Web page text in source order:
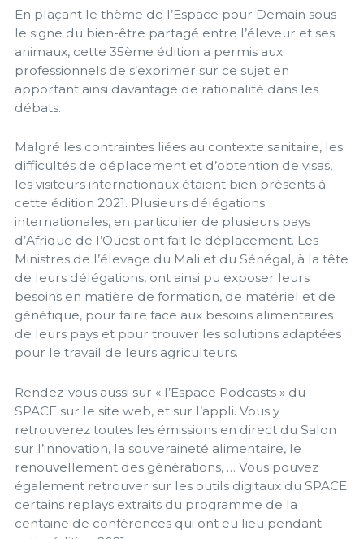
En plaçant le thème de l’Espace pour Demain sous
le signe du bien-être partagé entre l’éleveur et ses
animaux, cette 35ème édition a permis aux
professionnels de s’exprimer sur ce sujet en
apportant ainsi davantage de rationalité dans les
débats.
Malgré les contraintes liées au contexte sanitaire, les
difficultés de déplacement et d’obtention de visas,
les visiteurs internationaux étaient bien présents à
cette édition 2021. Plusieurs délégations
internationales, en particulier de plusieurs pays
d’Afrique de l’Ouest ont fait le déplacement. Les
Ministres de l’élevage du Mali et du Sénégal, à la tête
de leurs délégations, ont ainsi pu exposer leurs
besoins en matière de formation, de matériel et de
génétique, pour faire face aux besoins alimentaires
de leurs pays et pour trouver les solutions adaptées
pour le travail de leurs agriculteurs.
Rendez-vous aussi sur « l’Espace Podcasts » du
SPACE sur le site web, et sur l’appli. Vous y
retrouverez toutes les émissions en direct du Salon
sur l’innovation, la souveraineté alimentaire, le
renouvellement des générations, … Vous pouvez
également retrouver sur les outils digitaux du SPACE
certains replays extraits du programme de la
centaine de conférences qui ont eu lieu pendant